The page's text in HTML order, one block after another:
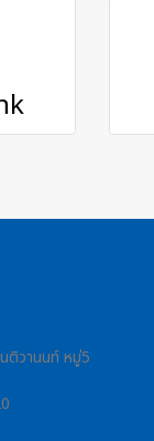
ติวานนท์ หมู่5